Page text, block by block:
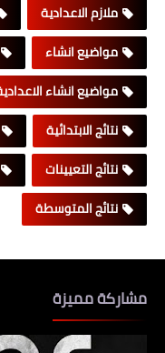
ملازم الاعدادية
مواضيع انشاء
مواضيع انشاء
نتائج الابتدائية
نتائج التعيينات
نتائج المتوسطة
مشاركة مميزة